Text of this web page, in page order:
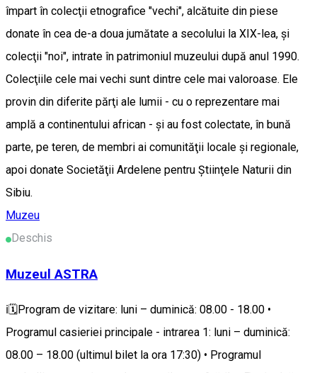
împart în colecţii etnografice "vechi", alcătuite din piese
donate în cea de-a doua jumătate a secolului la XIX-lea, şi
colecţii "noi", intrate în patrimoniul muzeului după anul 1990.
Colecţiile cele mai vechi sunt dintre cele mai valoroase. Ele
provin din diferite părţi ale lumii - cu o reprezentare mai
amplă a continentului african - şi au fost colectate, în bună
parte, pe teren, de membri ai comunităţii locale şi regionale,
apoi donate Societăţii Ardelene pentru Ştiinţele Naturii din
Sibiu.
Muzeu
Deschis
Muzeul ASTRA
ℹ️🗓️Program de vizitare: luni – duminică: 08.00 - 18.00 •
Programul casieriei principale - intrarea 1: luni – duminică:
08.00 – 18.00 (ultimul bilet la ora 17:30) • Programul